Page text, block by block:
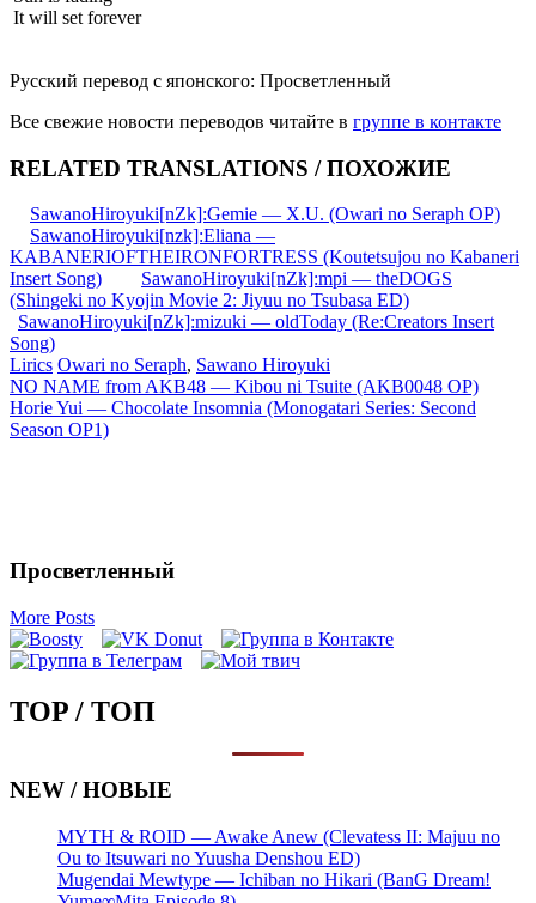
It will set forever
Русский перевод с японского: Просветленный
Все свежие новости переводов читайте в группе в контакте
RELATED TRANSLATIONS / ПОХОЖИЕ
SawanoHiroyuki[nZk]:Gemie — X.U. (Owari no Seraph OP)
SawanoHiroyuki[nzk]:Eliana —
KABANERIOFTHEIRONFORTRESS (Koutetsujou no Kabaneri
Insert Song)
SawanoHiroyuki[nZk]:mpi — theDOGS
(Shingeki no Kyojin Movie 2: Jiyuu no Tsubasa ED)
SawanoHiroyuki[nZk]:mizuki — oldToday (Re:Creators Insert
Song)
Lirics Owari no Seraph, Sawano Hiroyuki
Запись
навигация
NO NAME from AKB48 — Kibou ni Tsuite (AKB0048 OP)
Horie Yui — Chocolate Insomnia (Monogatari Series: Second
Season OP1)
Просветленный
More Posts
TOP / ТОП
NEW / НОВЫЕ
MYTH & ROID — Awake Anew (Clevatess II: Majuu no
Ou to Itsuwari no Yuusha Denshou ED)
Mugendai Mewtype — Ichiban no Hikari (BanG Dream!